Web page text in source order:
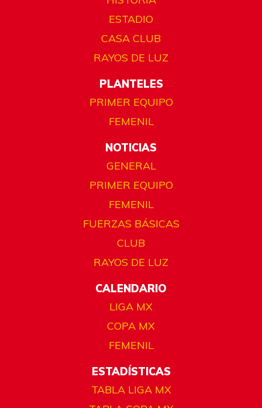
ESTADIO
CASA CLUB
RAYOS DE LUZ
PLANTELES
PRIMER EQUIPO
FEMENIL
NOTICIAS
GENERAL
PRIMER EQUIPO
FEMENIL
FUERZAS BÁSICAS
CLUB
RAYOS DE LUZ
CALENDARIO
LIGA MX
COPA MX
FEMENIL
ESTADÍSTICAS
TABLA LIGA MX